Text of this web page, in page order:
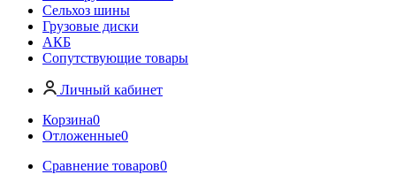
Сельхоз шины
Грузовые диски
АКБ
Сопутствующие товары
Личный кабинет
Корзина0
Отложенные0
Сравнение товаров0